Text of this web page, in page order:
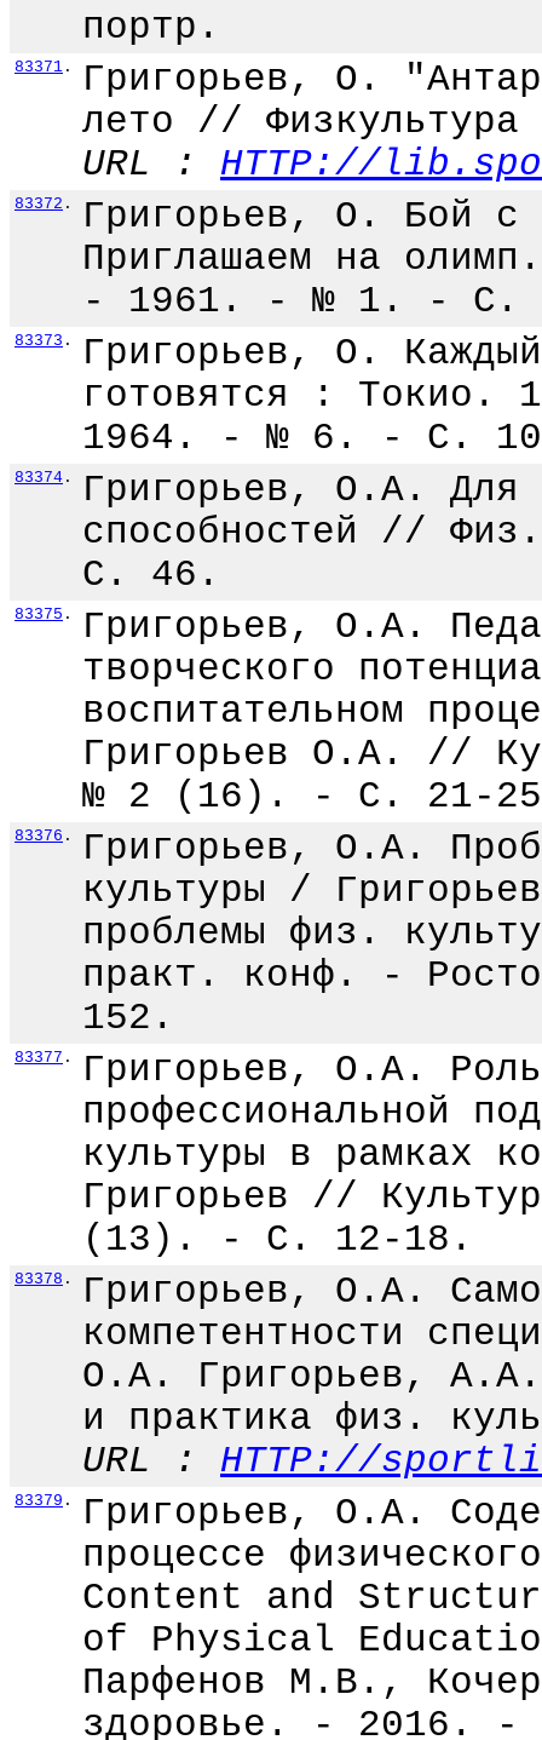
портр.
83371 .
Григорьев, О.
лето //
URL : HTTP://
83372 .
Григорьев, О. Бой с
Приглашаем на
- 1961. - № 1. - С.
83373 .
Григорьев, О.
готовятся : Токио.
1964. - № 6. - С.
83374 .
Григорьев, О.А. Для
способностей //
С. 46.
83375 .
Григорьев, О.А.
творческого
воспитательном
Григорьев О.А. //
№ 2 (16). - С. 21-
83376 .
Григорьев, О.А.
культуры /
проблемы физ.
практ. конф. -
152.
83377 .
Григорьев, О.А.
профессиональной
культуры в рамках
Григорьев //
(13). - С. 12-18.
83378 .
Григорьев, О.А.
компетентности
О.А. Григорьев,
и практика физ.
URL : HTTP://
83379 .
Григорьев, О.А.
процессе
Content and
of Physical
Парфенов М.В.,
здоровье. - 2016.